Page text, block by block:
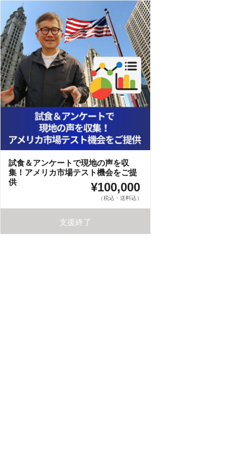
試食＆アンケートで現地の声を収
集！アメリカ市場テスト機会をご提
供
¥100,000
（税込・送料込）
支援終了